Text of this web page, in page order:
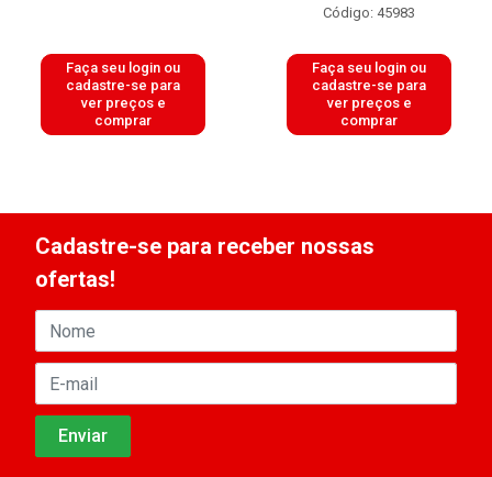
Faça seu login ou
cadastre-se para
ver preços e
comprar
Código: 45983
Faça seu login ou
cadastre-se para
ver preços e
comprar
Cadastre-se para receber nossas
ofertas!